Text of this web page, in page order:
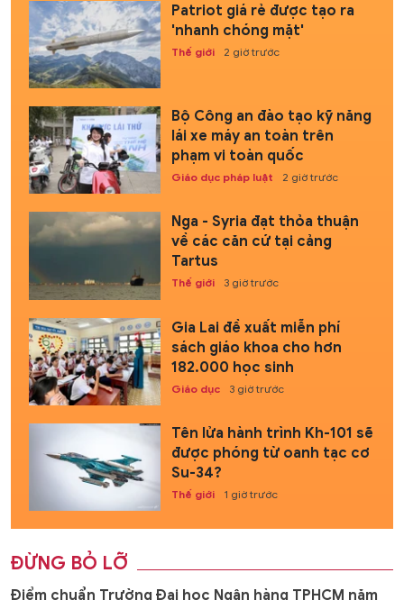
Patriot giá rẻ được tạo ra
'nhanh chóng mặt'
Thế giới 2 giờ trước
Bộ Công an đào tạo kỹ năng
lái xe máy an toàn trên
phạm vi toàn quốc
Giáo dục pháp luật 2 giờ trước
Nga - Syria đạt thỏa thuận
về các căn cứ tại cảng
Tartus
Thế giới 3 giờ trước
Gia Lai đề xuất miễn phí
sách giáo khoa cho hơn
182.000 học sinh
Giáo dục 3 giờ trước
Tên lửa hành trình Kh-101 sẽ
được phóng từ oanh tạc cơ
Su-34?
Thế giới 1 giờ trước
ĐỪNG BỎ LỠ
Điểm chuẩn Trường Đại học Ngân hàng TPHCM năm